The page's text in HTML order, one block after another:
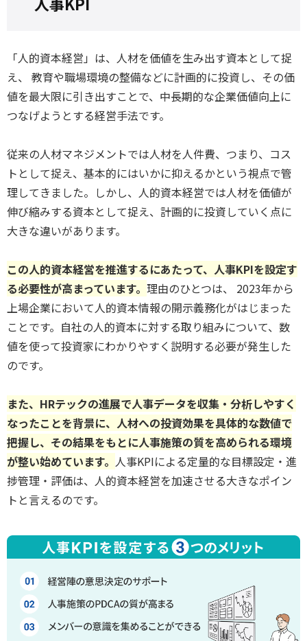
「人的資本経営」は、人材を価値を生み出す資本として捉
え、 教育や職場環境の整備などに計画的に投資し、その価
値を最大限に引き出すことで、中長期的な企業価値向上に
つなげようとする経営手法です。
従来の人材マネジメントでは人材を人件費、つまり、コス
トとして捉え、基本的にはいかに抑えるかという視点で管
理してきました。しかし、人的資本経営では人材を価値が
伸び縮みする資本として捉え、計画的に投資していく点に
大きな違いがあります。
この人的資本経営を推進するにあたって、人事KPIを設定す
る必要性が高まっています。 理由のひとつは、 2023年から
上場企業において人的資本情報の開示義務化がはじまった
ことです。自社の人的資本に対する取り組みについて、数
値を使って投資家にわかりやすく説明する必要が発生した
のです。
また、HRテックの進展で人事データを収集・分析しやすく
なったことを背景に、人材への投資効果を具体的な数値で
把握し、その結果をもとに人事施策の質を高められる環境
が整い始めています。 人事KPIによる定量的な目標設定・進
捗管理・評価は、人的資本経営を加速させる大きなポイン
トと言えるのです。